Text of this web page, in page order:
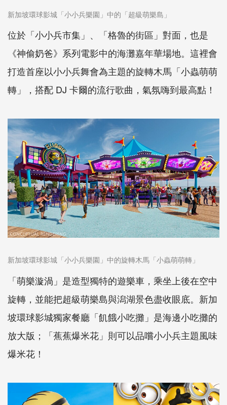
新加坡環球影城「小小兵樂園」中的「超級萌樂島」
位於「小小兵市集」、「格魯的街區」對面，也是
《神偷奶爸》系列電影中的海灘嘉年華場地。這裡會
打造首座以小小兵舞會為主題的旋轉木馬「小蟲萌萌
轉」，搭配 DJ 卡爾的流行歌曲，氣氛嗨到最高點！
新加坡環球影城「小小兵樂園」中的旋轉木馬「小蟲萌萌轉」
「萌樂漩渦」是造型獨特的遊樂車，乘坐上後在空中
旋轉，並能把超級萌樂島與潟湖景色盡收眼底。新加
坡環球影城獨家餐廳「飢餓小吃攤」是海邊小吃攤的
放大版；「蕉蕉爆米花」則可以品嚐小小兵主題風味
爆米花！